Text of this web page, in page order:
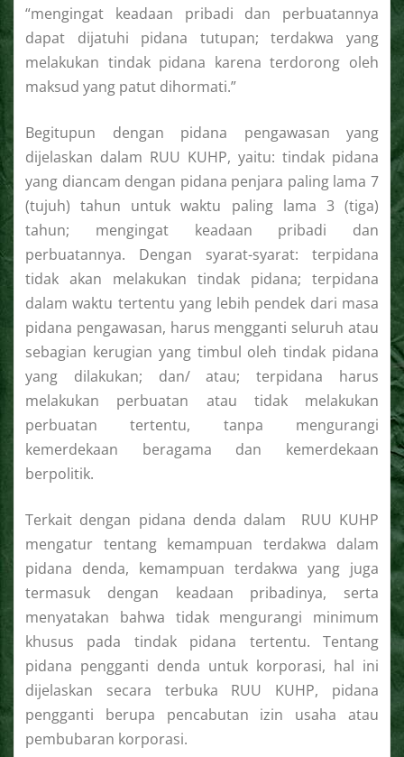
“mengingat keadaan pribadi dan perbuatannya
dapat dijatuhi pidana tutupan; terdakwa yang
melakukan tindak pidana karena terdorong oleh
maksud yang patut dihormati.”
Begitupun dengan pidana pengawasan yang
dijelaskan dalam RUU KUHP, yaitu: tindak pidana
yang diancam dengan pidana penjara paling lama 7
(tujuh) tahun untuk waktu paling lama 3 (tiga)
tahun; mengingat keadaan pribadi dan
perbuatannya. Dengan syarat-syarat: terpidana
tidak akan melakukan tindak pidana; terpidana
dalam waktu tertentu yang lebih pendek dari masa
pidana pengawasan, harus mengganti seluruh atau
sebagian kerugian yang timbul oleh tindak pidana
yang dilakukan; dan/ atau; terpidana harus
melakukan perbuatan atau tidak melakukan
perbuatan tertentu, tanpa mengurangi
kemerdekaan beragama dan kemerdekaan
berpolitik.
Terkait dengan pidana denda dalam RUU KUHP
mengatur tentang kemampuan terdakwa dalam
pidana denda, kemampuan terdakwa yang juga
termasuk dengan keadaan pribadinya, serta
menyatakan bahwa tidak mengurangi minimum
khusus pada tindak pidana tertentu. Tentang
pidana pengganti denda untuk korporasi, hal ini
dijelaskan secara terbuka RUU KUHP, pidana
pengganti berupa pencabutan izin usaha atau
pembubaran korporasi.